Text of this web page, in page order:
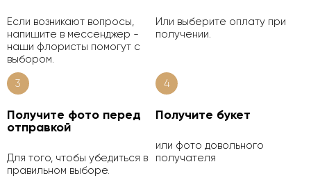
Если возникают вопросы,
напишите в мессенджер -
наши флористы помогут с
выбором.
Или выберите оплату при
получении.
3
Получите фото перед
отправкой
Для того, чтобы убедиться в
правильном выборе.
4
Получите букет
или фото довольного
получателя